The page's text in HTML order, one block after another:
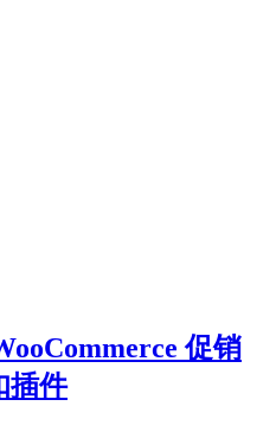
促销
插件